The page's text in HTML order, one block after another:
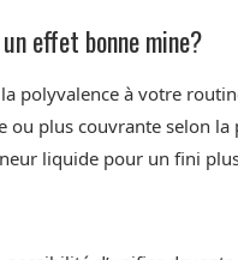
effet bonne mine?
polyvalence à votre
plus couvrante selon
liquide pour un fini